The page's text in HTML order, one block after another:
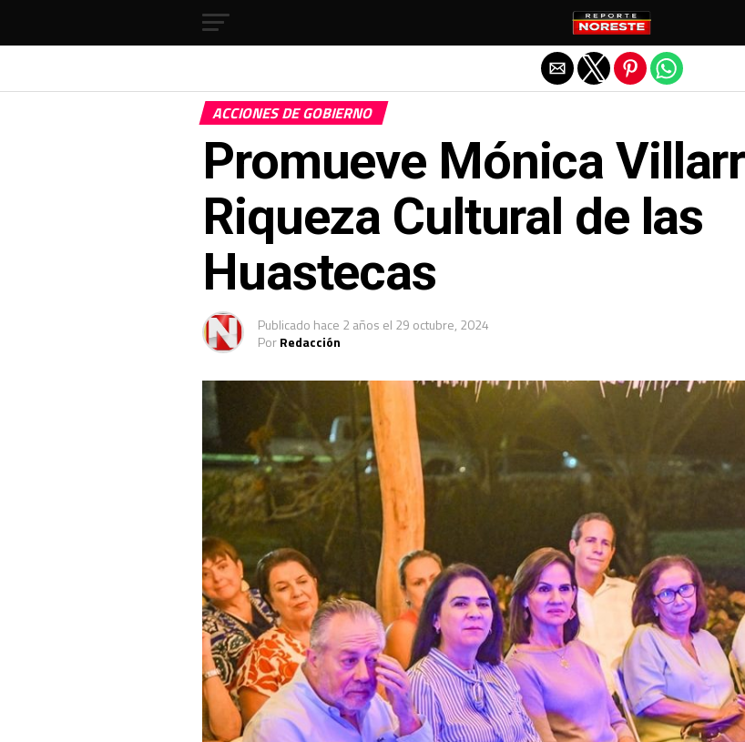
ACCIONES DE GOBIERNO
Promueve Mónica
Riqueza Cultural de las
Huastecas
Publicado hace 2 años el 29 octubre, 2024
PorRedacción
Salir de la versión móvil